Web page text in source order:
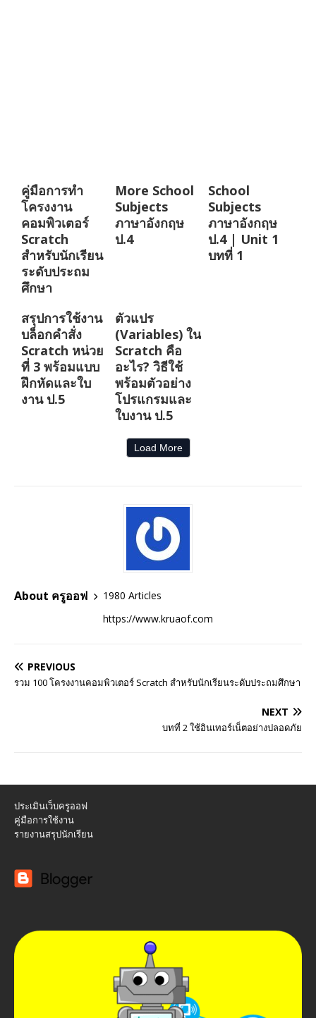
คู่มือการทำ
โครงงาน
คอมพิวเตอร์
Scratch
สำหรับนักเรียน
ระดับประถม
ศึกษา
More School
Subjects
ภาษาอังกฤษ
ป.4
School
Subjects
ภาษาอังกฤษ
ป.4 | Unit 1
บทที่ 1
สรุปการใช้งาน
บล็อกคำสั่ง
Scratch หน่วย
ที่ 3 พร้อมแบบ
ฝึกหัดและใบ
งาน ป.5
ตัวแปร
(Variables) ใน
Scratch คือ
อะไร? วิธีใช้
พร้อมตัวอย่าง
โปรแกรมและ
ใบงาน ป.5
Load More
About ครูออฟ
1980 Articles
https://www.kruaof.com
PREVIOUS
รวม 100 โครงงานคอมพิวเตอร์ Scratch สำหรับนักเรียนระดับประถมศึกษา
NEXT
บทที่ 2 ใช้อินเทอร์เน็ตอย่างปลอดภัย
ประเมินเว็บครูออฟ
คู่มือการใช้งาน
รายงานสรุปนักเรียน